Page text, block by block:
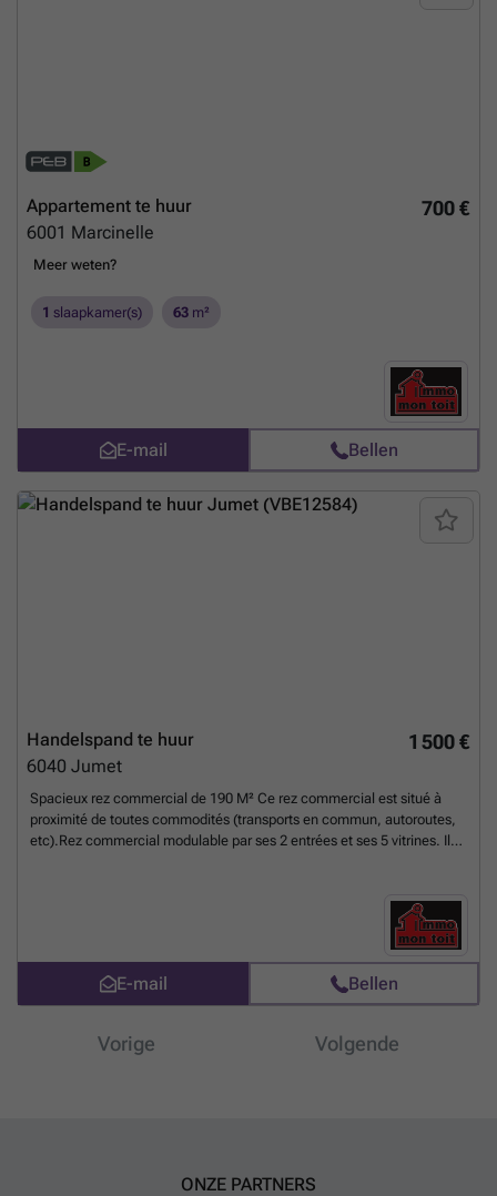
700 €
Appartement te huur
6001 Marcinelle
Meer weten?
1 slaapkamer(s) 63 m²
E-mail Bellen
1 500 €
Handelspand te huur
6040 Jumet
Spacieux rez commercial de 190 M² Ce rez commercial est situé à
proximité de toutes commodités (transports en commun, autoroutes,
etc).Rez commercial modulable par ses 2 entrées et ses 5 vitrines. Il
provision pour le précompte immobilier. Infos & visites sur RDV au
E-mail Bellen
Vorige Volgende
ONZE PARTNERS